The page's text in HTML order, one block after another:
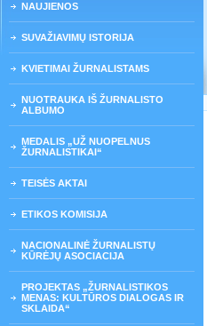
NAUJIENOS
SUVAŽIAVIMŲ ISTORIJA
KVIETIMAI ŽURNALISTAMS
NUOTRAUKA IŠ ŽURNALISTO
ALBUMO
MEDALIS „UŽ NUOPELNUS
ŽURNALISTIKAI“
TEISĖS AKTAI
ETIKOS KOMISIJA
NACIONALINĖ ŽURNALISTŲ
KŪRĖJŲ ASOCIACIJA
PROJEKTAS „ŽURNALISTIKOS
MENAS: KULTŪROS DIALOGAS IR
SKLAIDA“